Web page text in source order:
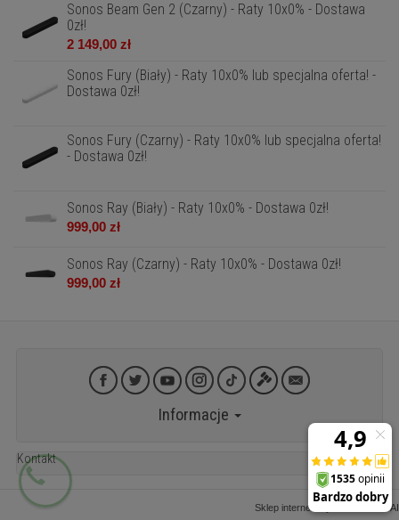
Sonos Beam Gen 2 (Czarny) - Raty 10x0% - Dostawa
0zł!
2 149,00 zł
Sonos Fury (Biały) - Raty 10x0% lub specjalna oferta! -
Dostawa 0zł!
Sonos Fury (Czarny) - Raty 10x0% lub specjalna oferta!
- Dostawa 0zł!
Sonos Ray (Biały) - Raty 10x0% - Dostawa 0zł!
999,00 zł
Sonos Ray (Czarny) - Raty 10x0% - Dostawa 0zł!
999,00 zł
Informacje
Kontakt
Sklep internetowy SOTESHOP AI